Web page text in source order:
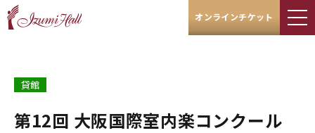
オンラインチケット
貸館
第12回 大阪国際室内楽コンクール